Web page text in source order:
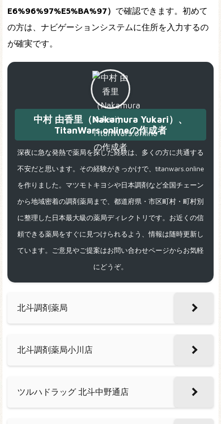
E6%96%97%E5%BA%97） で確認できます。初めて
の方は、ナビゲーションシステムに住所を入力するの
が確実です。
中村 由香里（Nakamura Yukari）、
TitanWars.onlineの作成者
深夜に急な発熱で薬局を探した経験は、多くの方に共通する
不安だと思います。その経験がきっかけで、titanwars.online
を作りました。マツモトキヨシや日本調剤など全国チェーン
から地域密着の調剤薬局まで、都道府県・市区町村・町村別
に整理した日本最大級の薬局ディレクトリです。お近くの信
頼できる薬局をすぐに見つけられるよう、情報は随時更新し
ています。ご意見やご提案はお問い合わせページからお気軽
にどうぞ。
北斗調剤薬局
北斗調剤薬局小川店
ツルハドラッグ 北斗中野通店